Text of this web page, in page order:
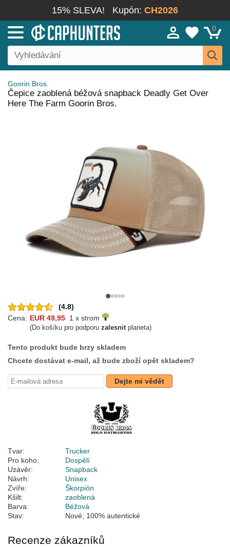
15% SLEVA! Kupón: CH2026
0
Goorin Bros.
Čepice zaoblená béžová snapback Deadly Get Over
Here The Farm Goorin Bros.
(4.8)
Cena: EUR 49,95 1 x strom
(Do košíku pro podporu zalesnitplaneta)
Tento produkt bude brzy skladem
Chcete dostávat e-mail, až bude zboží opět skladem?
Dejte mi vědět
Tvar:
Trucker
Pro koho:
Dospělí
Uzávěr:
Snapback
Návrh:
Unisex
Zvíře:
Škorpión
Kšilt:
zaoblená
Barva:
Béžová
Stav:
Nové; 100% autentické
Recenze zákazníků